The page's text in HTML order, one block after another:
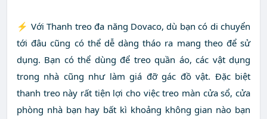
⚡️ Với Thanh treo đa năng Dovaco, dù bạn có di chuyển
tới đâu cũng có thể dễ dàng tháo ra mang theo để sử
dụng. Bạn có thể dùng để treo quần áo, các vật dụng
trong nhà cũng như làm giá đỡ gác đồ vật. Đặc biệt
thanh treo này rất tiện lợi cho việc treo màn cửa sổ, cửa
phòng nhà bạn hay bất kì khoảng không gian nào bạn